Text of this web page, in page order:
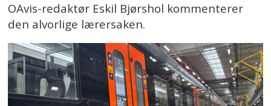
OAvis-redaktør Eskil Bjørshol kommenterer
den alvorlige lærersaken.